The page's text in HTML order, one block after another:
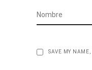
SAVE MY